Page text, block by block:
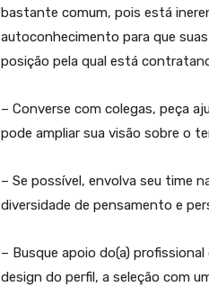
bastante comum, pois está
autoconhecimento para que
posição pela qual está
– Converse com colegas, peça
pode ampliar sua visão sobre o
– Se possível, envolva seu time
diversidade de pensamento e
– Busque apoio do(a)
design do perfil, a seleção com